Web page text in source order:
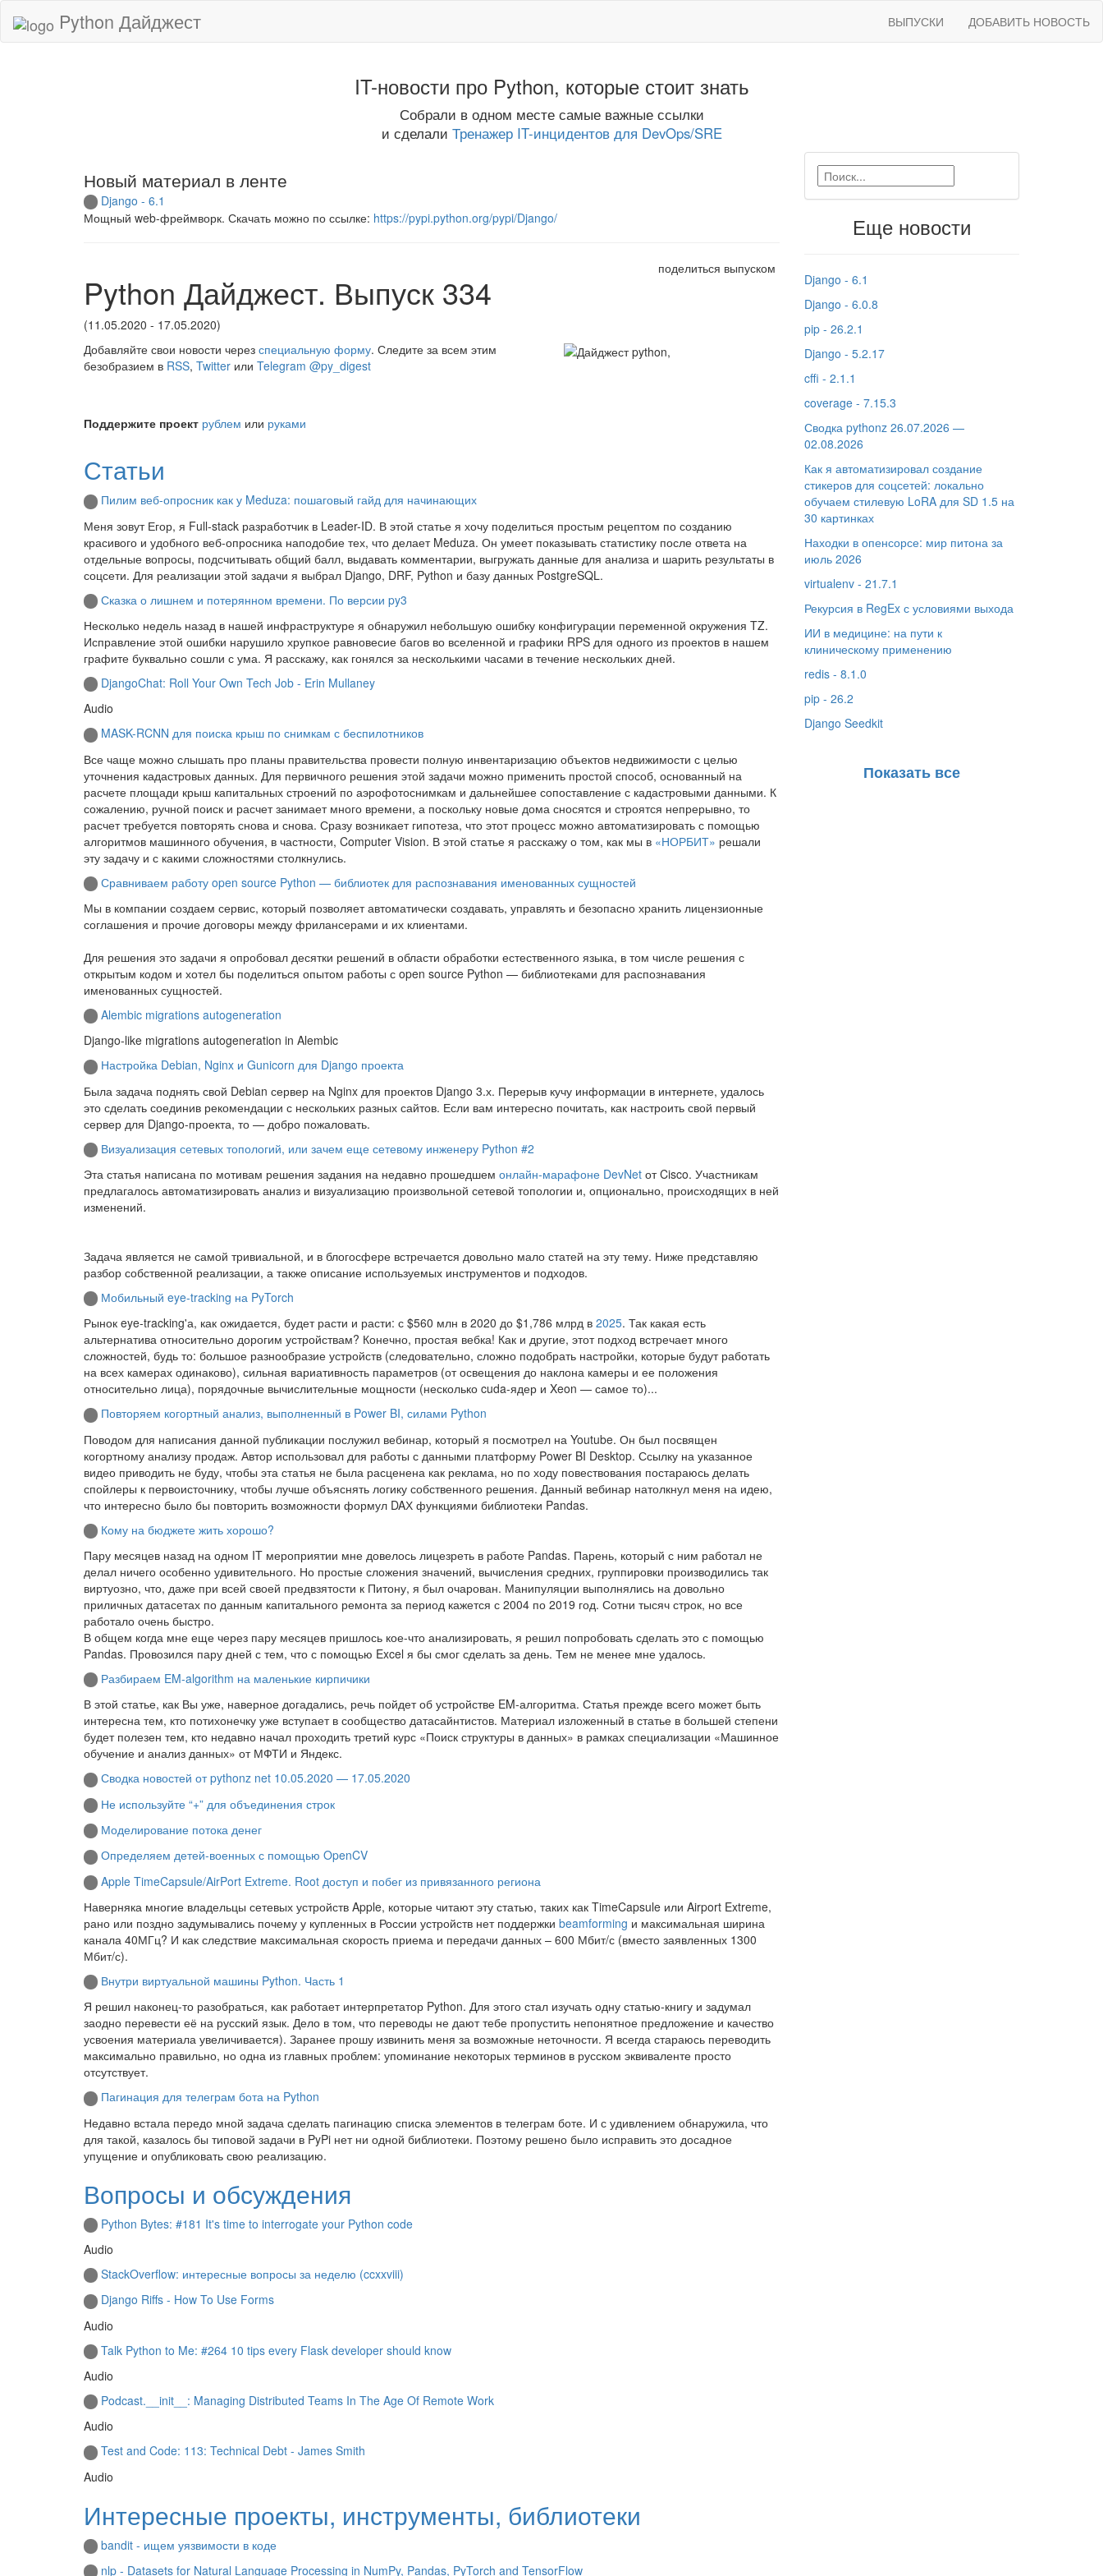
Python Дайджест ВЫПУСКИ ДОБАВИТЬ НОВОСТЬ
IT-новости про Python, которые стоит знать
Собрали в одном месте самые важные ссылки
и сделали Тренажер IT-инцидентов для DevOps/SRE
Новый материал в ленте
Django - 6.1
Мощный web-фреймворк. Скачать можно по ссылке: https://pypi.python.org/pypi/Django/
Python Дайджест. Выпуск 334
(11.05.2020 - 17.05.2020)
поделиться выпуском
Добавляйте свои новости через специальную форму. Следите за всем этим
безобразием в RSS, Twitter или Telegram @py_digest
Поддержите проект рублем или руками
Статьи
Пилим веб-опросник как у Meduza: пошаговый гайд для начинающих
Меня зовут Егор, я Full-stack разработчик в Leader-ID. В этой статье я хочу поделиться простым рецептом по созданию
красивого и удобного веб-опросника наподобие тех, что делает Meduza. Он умеет показывать статистику после ответа на
отдельные вопросы, подсчитывать общий балл, выдавать комментарии, выгружать данные для анализа и шарить результаты в
соцсети. Для реализации этой задачи я выбрал Django, DRF, Python и базу данных PostgreSQL.
Сказка о лишнем и потерянном времени. По версии py3
Несколько недель назад в нашей инфраструктуре я обнаружил небольшую ошибку конфигурации переменной окружения TZ.
Исправление этой ошибки нарушило хрупкое равновесие багов во вселенной и графики RPS для одного из проектов в нашем
графите буквально сошли с ума. Я расскажу, как гонялся за несколькими часами в течение нескольких дней.
DjangoChat: Roll Your Own Tech Job - Erin Mullaney
Audio
MASK-RCNN для поиска крыш по снимкам с беспилотников
Все чаще можно слышать про планы правительства провести полную инвентаризацию объектов недвижимости с целью
уточнения кадастровых данных. Для первичного решения этой задачи можно применить простой способ, основанный на
расчете площади крыш капитальных строений по аэрофотоснимкам и дальнейшее сопоставление с кадастровыми данными. К
сожалению, ручной поиск и расчет занимает много времени, а поскольку новые дома сносятся и строятся непрерывно, то
расчет требуется повторять снова и снова. Сразу возникает гипотеза, что этот процесс можно автоматизировать с помощью
алгоритмов машинного обучения, в частности, Computer Vision. В этой статье я расскажу о том, как мы в «НОРБИТ» решали
эту задачу и с какими сложностями столкнулись.
Сравниваем работу open source Python — библиотек для распознавания именованных сущностей
Мы в компании создаем сервис, который позволяет автоматически создавать, управлять и безопасно хранить лицензионные
соглашения и прочие договоры между фрилансерами и их клиентами.
Для решения это задачи я опробовал десятки решений в области обработки естественного языка, в том числе решения с
открытым кодом и хотел бы поделиться опытом работы с open source Python — библиотеками для распознавания
именованных сущностей.
Alembic migrations autogeneration
Django-like migrations autogeneration in Alembic
Настройка Debian, Nginx и Gunicorn для Django проекта
Была задача поднять свой Debian сервер на Nginx для проектов Django 3.х. Перерыв кучу информации в интернете, удалось
это сделать соединив рекомендации с нескольких разных сайтов. Если вам интересно почитать, как настроить свой первый
сервер для Django-проекта, то — добро пожаловать.
Визуализация сетевых топологий, или зачем еще сетевому инженеру Python #2
Эта статья написана по мотивам решения задания на недавно прошедшем онлайн-марафоне DevNet от Cisco. Участникам
предлагалось автоматизировать анализ и визуализацию произвольной сетевой топологии и, опционально, происходящих в ней
изменений.
Задача является не самой тривиальной, и в блогосфере встречается довольно мало статей на эту тему. Ниже представляю
разбор собственной реализации, а также описание используемых инструментов и подходов.
Мобильный eye-tracking на PyTorch
Рынок eye-tracking'а, как ожидается, будет расти и расти: с $560 млн в 2020 до $1,786 млрд в 2025. Так какая есть
альтернатива относительно дорогим устройствам? Конечно, простая вебка! Как и другие, этот подход встречает много
сложностей, будь то: большое разнообразие устройств (следовательно, сложно подобрать настройки, которые будут работать
на всех камерах одинаково), сильная вариативность параметров (от освещения до наклона камеры и ее положения
относительно лица), порядочные вычислительные мощности (несколько cuda-ядер и Xeon — самое то)...
Повторяем когортный анализ, выполненный в Power BI, силами Python
Поводом для написания данной публикации послужил вебинар, который я посмотрел на Youtube. Он был посвящен
когортному анализу продаж. Автор использовал для работы с данными платформу Power BI Desktop. Ссылку на указанное
видео приводить не буду, чтобы эта статья не была расценена как реклама, но по ходу повествования постараюсь делать
спойлеры к первоисточнику, чтобы лучше объяснять логику собственного решения. Данный вебинар натолкнул меня на идею,
что интересно было бы повторить возможности формул DAХ функциями библиотеки Pandas.
Кому на бюджете жить хорошо?
Пару месяцев назад на одном IT мероприятии мне довелось лицезреть в работе Pandas. Парень, который с ним работал не
делал ничего особенно удивительного. Но простые сложения значений, вычисления средних, группировки производились так
виртуозно, что, даже при всей своей предвзятости к Питону, я был очарован. Манипуляции выполнялись на довольно
приличных датасетах по данным капитального ремонта за период кажется с 2004 по 2019 год. Сотни тысяч строк, но все
работало очень быстро.
В общем когда мне еще через пару месяцев пришлось кое-что анализировать, я решил попробовать сделать это с помощью
Pandas. Провозился пару дней с тем, что с помощью Excel я бы смог сделать за день. Тем не менее мне удалось.
Разбираем EM-algorithm на маленькие кирпичики
В этой статье, как Вы уже, наверное догадались, речь пойдет об устройстве EM-алгоритма. Статья прежде всего может быть
интересна тем, кто потихонечку уже вступает в сообщество датасайнтистов. Материал изложенный в статье в большей степени
будет полезен тем, кто недавно начал проходить третий курс «Поиск структуры в данных» в рамках специализации «Машинное
обучение и анализ данных» от МФТИ и Яндекс.
Сводка новостей от pythonz net 10.05.2020 — 17.05.2020
Не используйте “+” для объединения строк
Моделирование потока денег
Определяем детей-военных с помощью OpenCV
Apple TimeCapsule/AirPort Extreme. Root доступ и побег из привязанного региона
Наверняка многие владельцы сетевых устройств Apple, которые читают эту статью, таких как TimeCapsule или Airport Extreme,
рано или поздно задумывались почему у купленных в России устройств нет поддержки beamforming и максимальная ширина
канала 40МГц? И как следствие максимальная скорость приема и передачи данных – 600 Мбит/с (вместо заявленных 1300
Мбит/с).
Внутри виртуальной машины Python. Часть 1
Я решил наконец-то разобраться, как работает интерпретатор Python. Для этого стал изучать одну статью-книгу и задумал
заодно перевести её на русский язык. Дело в том, что переводы не дают тебе пропустить непонятное предложение и качество
усвоения материала увеличивается). Заранее прошу извинить меня за возможные неточности. Я всегда стараюсь переводить
максимально правильно, но одна из главных проблем: упоминание некоторых терминов в русском эквиваленте просто
отсутствует.
Пагинация для телеграм бота на Python
Недавно встала передо мной задача сделать пагинацию списка элементов в телеграм боте. И с удивлением обнаружила, что
для такой, казалось бы типовой задачи в PyPi нет ни одной библиотеки. Поэтому решено было исправить это досадное
упущение и опубликовать свою реализацию.
Вопросы и обсуждения
Python Bytes: #181 It's time to interrogate your Python code
Audio
StackOverflow: интересные вопросы за неделю (ccxxviii)
Django Riffs - How To Use Forms
Audio
Talk Python to Me: #264 10 tips every Flask developer should know
Audio
Podcast.__init__: Managing Distributed Teams In The Age Of Remote Work
Audio
Test and Code: 113: Technical Debt - James Smith
Audio
Интересные проекты, инструменты, библиотеки
bandit - ищем уязвимости в коде
nlp - Datasets for Natural Language Processing in NumPy, Pandas, PyTorch and TensorFlow
Еще новости
Django - 6.1
Django - 6.0.8
pip - 26.2.1
Django - 5.2.17
cffi - 2.1.1
coverage - 7.15.3
Сводка pythonz 26.07.2026 —
02.08.2026
Как я автоматизировал создание
стикеров для соцсетей: локально
обучаем стилевую LoRA для SD 1.5 на
30 картинках
Находки в опенсорсе: мир питона за
июль 2026
virtualenv - 21.7.1
Рекурсия в RegEx с условиями выхода
ИИ в медицине: на пути к
клиническому применению
redis - 8.1.0
pip - 26.2
Django Seedkit
Показать все